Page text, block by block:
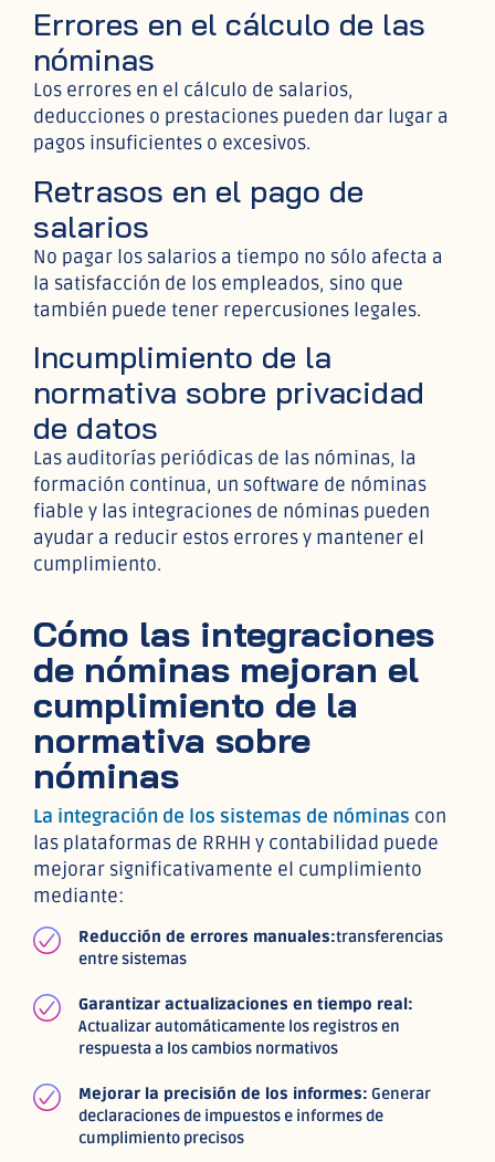
Errores en el cálculo de las
nóminas
Los errores en el cálculo de salarios,
deducciones o prestaciones pueden dar lugar a
pagos insuficientes o excesivos.
Retrasos en el pago de
salarios
No pagar los salarios a tiempo no sólo afecta a
la satisfacción de los empleados, sino que
también puede tener repercusiones legales.
Incumplimiento de la
normativa sobre privacidad
de datos
Las auditorías periódicas de las nóminas, la
formación continua, un software de nóminas
fiable y las integraciones de nóminas pueden
ayudar a reducir estos errores y mantener el
cumplimiento.
Cómo las integraciones
de nóminas mejoran el
cumplimiento de la
normativa sobre
nóminas
La integración de los sistemas de nóminas con
las plataformas de RRHH y contabilidad puede
mejorar significativamente el cumplimiento
mediante:
Reducción de errores manuales:transferencias
entre sistemas
Garantizar actualizaciones en tiempo real:
Actualizar automáticamente los registros en
respuesta a los cambios normativos
Mejorar la precisión de los informes: Generar
declaraciones de impuestos e informes de
cumplimiento precisos